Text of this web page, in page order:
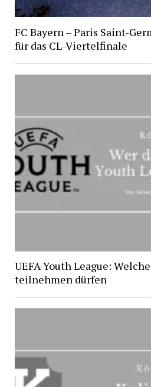
FC Bayern – Paris Saint-
für das CL-Viertelfinale
UEFA Youth League:
teilnehmen dürfen